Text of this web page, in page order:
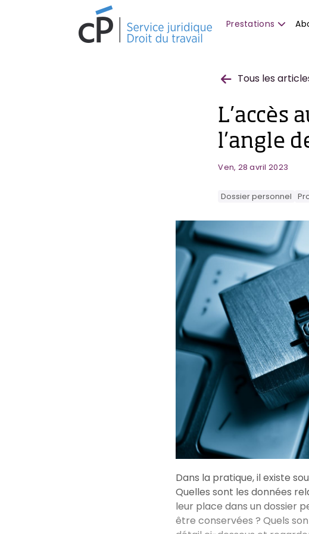
Prestations
Tous les
L’accès
l’angle
Ven, 28 avril 2023
Dossier personnel
Dans la pratique, il existe
Quelles sont les données
leur place dans un dossier
être conservées ? Quels